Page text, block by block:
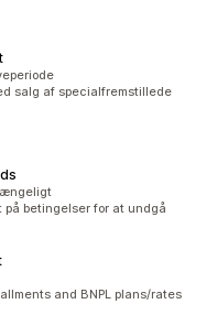
salg af specialfremstillede
betingelser for at undgå
and BNPL plans/rates